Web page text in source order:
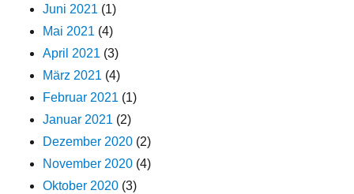
Juni 2021 (1)
Mai 2021 (4)
April 2021 (3)
März 2021 (4)
Februar 2021 (1)
Januar 2021 (2)
Dezember 2020 (2)
November 2020 (4)
Oktober 2020 (3)